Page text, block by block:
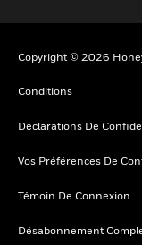
Copyright © 2026
Conditions
Déclarations De
Vos Préférences De
Témoin De Connexion
Désabonnement